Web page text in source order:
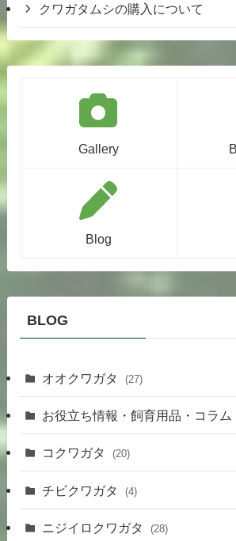
クワガタムシの購入について
Gallery
Blog
BLOG
オオクワガタ (27)
お役立ち情報・飼育用品・コラム
コクワガタ (20)
チビクワガタ (4)
ニジイロクワガタ (28)